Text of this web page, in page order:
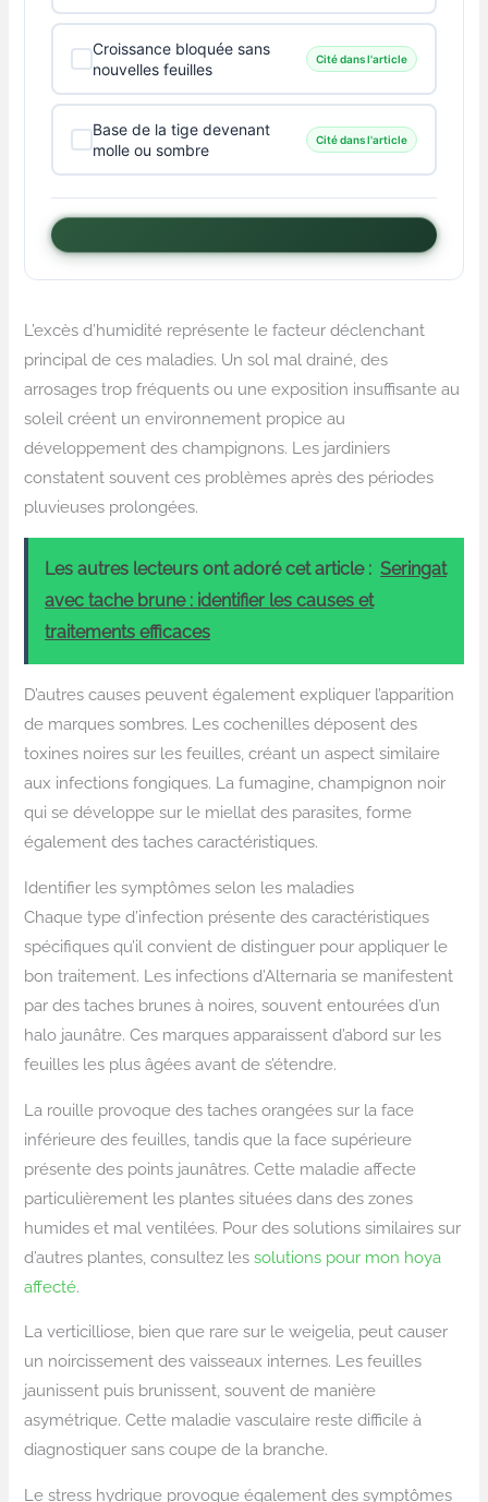
Croissance bloquée sans
nouvelles feuilles
Cité dans l'article
Base de la tige devenant
molle ou sombre
Cité dans l'article
L’excès d’humidité représente le facteur déclenchant
principal de ces maladies. Un sol mal drainé, des
arrosages trop fréquents ou une exposition insuffisante au
soleil créent un environnement propice au
développement des champignons. Les jardiniers
constatent souvent ces problèmes après des périodes
pluvieuses prolongées.
Les autres lecteurs ont adoré cet article : Seringat
avec tache brune : identifier les causes et
traitements efficaces
D’autres causes peuvent également expliquer l’apparition
de marques sombres. Les cochenilles déposent des
toxines noires sur les feuilles, créant un aspect similaire
aux infections fongiques. La fumagine, champignon noir
qui se développe sur le miellat des parasites, forme
également des taches caractéristiques.
Identifier les symptômes selon les maladies
Chaque type d’infection présente des caractéristiques
spécifiques qu’il convient de distinguer pour appliquer le
bon traitement. Les infections d’Alternaria se manifestent
par des taches brunes à noires, souvent entourées d’un
halo jaunâtre. Ces marques apparaissent d’abord sur les
feuilles les plus âgées avant de s’étendre.
La rouille provoque des taches orangées sur la face
inférieure des feuilles, tandis que la face supérieure
présente des points jaunâtres. Cette maladie affecte
particulièrement les plantes situées dans des zones
humides et mal ventilées. Pour des solutions similaires sur
d’autres plantes, consultez lessolutions pour mon hoya
affecté.
La verticilliose, bien que rare sur le weigelia, peut causer
un noircissement des vaisseaux internes. Les feuilles
jaunissent puis brunissent, souvent de manière
asymétrique. Cette maladie vasculaire reste difficile à
diagnostiquer sans coupe de la branche.
Le stress hydrique provoque également des symptômes